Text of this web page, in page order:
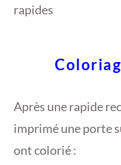
E
0
1
8
rapides
Après une rapide
imprimé une porte
ont colorié :